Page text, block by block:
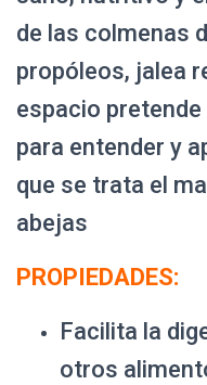
de las colmenas
propóleos, jalea
espacio
para entender y
que se trata el
abejas
PROPIEDADES:
Facilita la
otros